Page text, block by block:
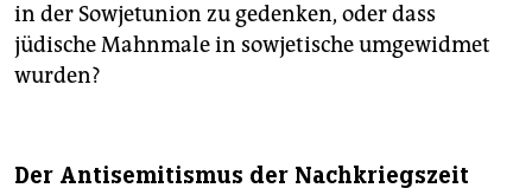
in der Sowjetunion zu gedenken, oder dass
jüdische Mahnmale in sowjetische umgewidmet
wurden?
Der Antisemitismus der Nachkriegszeit